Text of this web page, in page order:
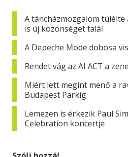
A táncházmozgalom túlélte
is új közönséget talál
A Depeche Mode dobosa
Rendet vág az AI ACT a
Miért lett megint menő a
Budapest Parkig
Lemezen is érkezik Paul
Celebration koncertje